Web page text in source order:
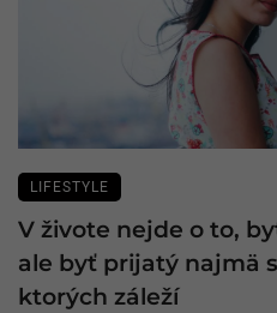
LIFESTYLE
V živote nejde o to,
ale byť prijatý najmä
ktorých záleží